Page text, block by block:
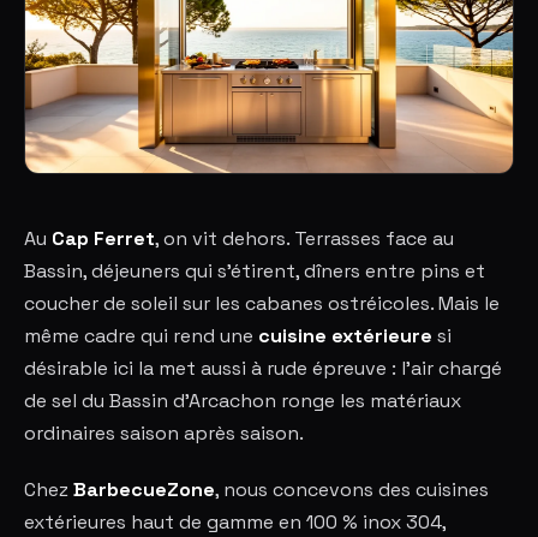
Au Cap Ferret, on vit dehors. Terrasses face au
Bassin, déjeuners qui s'étirent, dîners entre pins et
coucher de soleil sur les cabanes ostréicoles. Mais le
même cadre qui rend une cuisine extérieure si
désirable ici la met aussi à rude épreuve : l'air chargé
de sel du Bassin d'Arcachon ronge les matériaux
ordinaires saison après saison.
ChezBarbecueZone, nous concevons des cuisines
extérieures haut de gamme en 100 % inox 304,